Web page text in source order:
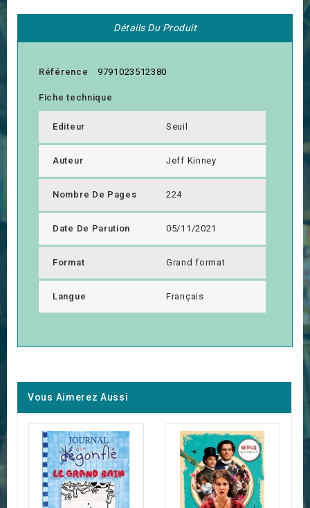
Détails Du Produit
Référence 9791023512380
Fiche technique
Editeur Seuil
Auteur Jeff Kinney
Nombre De Pages 224
Date De Parution 05/11/2021
Format Grand format
Langue Français
Vous Aimerez Aussi